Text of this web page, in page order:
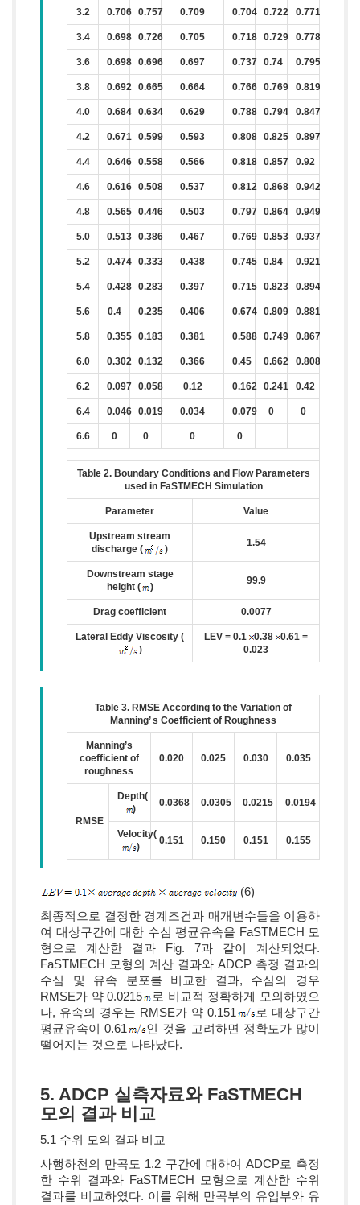
3.2 0.706 0.757 0.709 0.704 0.722 0.771
3.4 0.698 0.726 0.705 0.718 0.729 0.778
3.6 0.698 0.696 0.697 0.737 0.74 0.795
3.8 0.692 0.665 0.664 0.766 0.769 0.819
4.0 0.684 0.634 0.629 0.788 0.794 0.847
4.2 0.671 0.599 0.593 0.808 0.825 0.897
4.4 0.646 0.558 0.566 0.818 0.857 0.92
4.6 0.616 0.508 0.537 0.812 0.868 0.942
4.8 0.565 0.446 0.503 0.797 0.864 0.949
5.0 0.513 0.386 0.467 0.769 0.853 0.937
5.2 0.474 0.333 0.438 0.745 0.84 0.921
5.4 0.428 0.283 0.397 0.715 0.823 0.894
5.6 0.4 0.235 0.406 0.674 0.809 0.881
5.8 0.355 0.183 0.381 0.588 0.749 0.867
6.0 0.302 0.132 0.366 0.45 0.662 0.808
6.2 0.097 0.058 0.12 0.162 0.241 0.42
6.4 0.046 0.019 0.034 0.079 0 0
6.6 0 0 0 0
Table 2. Boundary Conditions and Flow Parameters
used in FaSTMECH Simulation
Parameter Value
Upstream stream
discharge (
)
1.54
Downstream stage
height (
)
99.9
Drag coefficient 0.0077
Lateral Eddy Viscosity (
)
LEV = 0.1 0.38
0.61 =
0.023
Table 3. RMSE According to the Variation of
Manning’ s Coefficient of Roughness
Manning’s
coefficient of
roughness
0.020 0.025 0.030 0.035
RMSE
Depth(
)
0.0368 0.0305 0.0215 0.0194
Velocity(
)
0.151 0.150 0.151 0.155
(6)
최종적으로 결정한 경계조건과 매개변수들을 이용하
여 대상구간에 대한 수심 평균유속을 FaSTMECH 모
형으로 계산한 결과 Fig. 7과 같이 계산되었다.
FaSTMECH 모형의 계산 결과와 ADCP 측정 결과의
수심 및 유속 분포를 비교한 결과, 수심의 경우
RMSE가 약 0.0215
로 비교적 정확하게 모의하였으
나, 유속의 경우는 RMSE가 약 0.151
로 대상구간
평균유속이 0.61
인 것을 고려하면 정확도가 많이
떨어지는 것으로 나타났다.
5. ADCP 실측자료와 FaSTMECH
모의 결과 비교
5.1 수위 모의 결과 비교
사행하천의 만곡도 1.2 구간에 대하여 ADCP로 측정
한 수위 결과와 FaSTMECH 모형으로 계산한 수위
결과를 비교하였다. 이를 위해 만곡부의 유입부와 유